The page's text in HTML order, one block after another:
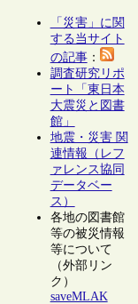
「災害」に関
する当サイト
の記事：
調査研究リポ
ート「東日本
大震災と図書
館」
地震・災害 関
連情報（レフ
ァレンス協同
データベー
ス）
各地の図書館
等の被災情報
等について
（外部リン
ク）
saveMLAK